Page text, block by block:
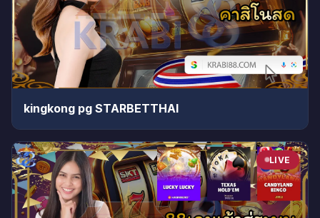
kingkong pg STARBETTHAI
LIVE